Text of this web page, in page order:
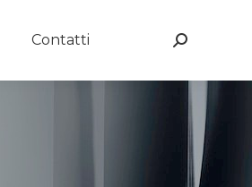
Contatti Search: